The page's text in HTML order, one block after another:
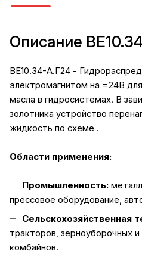
Описание
ВЕ10.34-А.Г24 -
электромагнитом на =24В
масла в гидросистемах. В
золотника устройство
жидкость по схеме .
Области применения:
Промышленность:
прессовое оборудование,
Сельскохозяйственная
тракторов, зерноуборочных
комбайнов.